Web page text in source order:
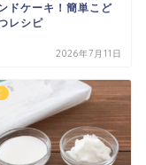
ドケーキ！簡単こど
レシピ
2026年7月11日